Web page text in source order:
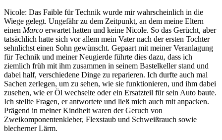
Nicole: Das Faible für Technik wurde mir wahrscheinlich in die
Wiege gelegt. Ungefähr zu dem Zeitpunkt, an dem meine Eltern
einen Marco erwartet hatten und keine Nicole. So das Gerücht, aber
tatsächlich hatte sich vor allem mein Vater nach der ersten Tochter
sehnlichst einen Sohn gewünscht. Gepaart mit meiner Veranlagung
für Technik und meiner Neugierde führte dies dazu, dass ich
ziemlich früh mit ihm zusammen in seinem Bastelkeller stand und
dabei half, verschiedene Dinge zu reparieren. Ich durfte auch mal
Sachen zerlegen, um zu sehen, wie sie funktionieren, und ihm dabei
zusehen, wie er Öl wechselte oder ein Ersatzteil für sein Auto baute.
Ich stellte Fragen, er antwortete und ließ mich auch mit anpacken.
Prägend in meiner Kindheit waren der Geruch von
Zweikomponentenkleber, Flexstaub und Schweißrauch sowie
blecherner Lärm.